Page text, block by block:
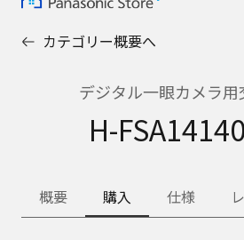
カテゴリー概要へ
デジタル一眼カメラ
H-
概要 購入 仕様